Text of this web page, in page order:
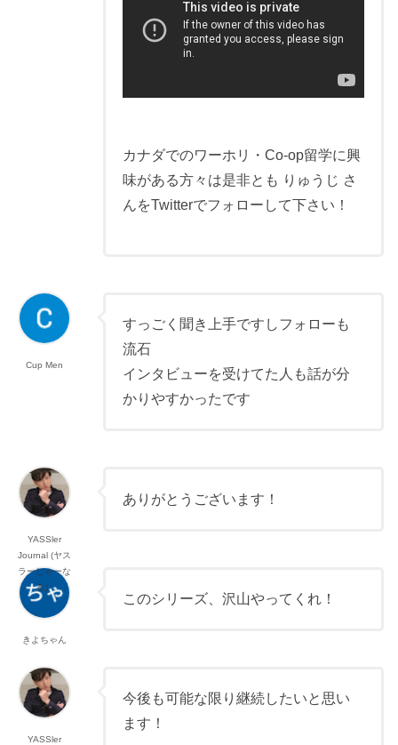
カナダでのワーホリ・Co-op留学に興
味がある方々は是非とも りゅうじ さ
んをTwitterでフォローして下さい！
Cup Men
すっごく聞き上手ですしフォローも
流石
インタビューを受けてた人も話が分
かりやすかったです
YASSler
Journal (ヤス
ラーじゃーな
る）
ありがとうございます！
きよちゃん
このシリーズ、沢山やってくれ！
YASSler
今後も可能な限り継続したいと思い
ます！